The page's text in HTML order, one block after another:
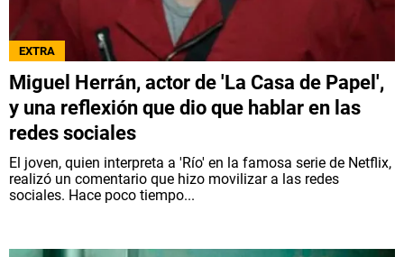
EXTRA
Miguel Herrán, actor de 'La Casa de Papel',
y una reflexión que dio que hablar en las
redes sociales
El joven, quien interpreta a 'Río' en la famosa serie de Netflix,
realizó un comentario que hizo movilizar a las redes
sociales. Hace poco tiempo...